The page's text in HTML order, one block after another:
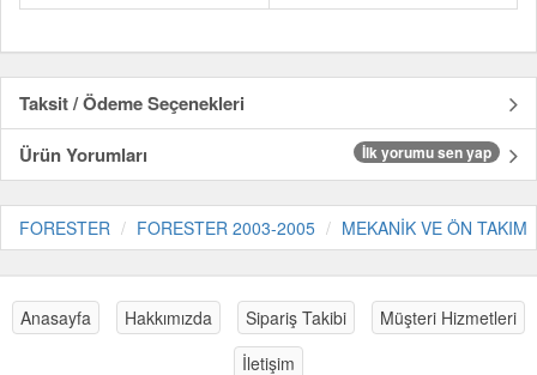
Taksit / Ödeme Seçenekleri
Ürün Yorumları
İlk yorumu sen yap
FORESTER FORESTER 2003-2005 MEKANİK VE ÖN TAKIM
Anasayfa Hakkımızda Sipariş Takibi
Müşteri Hizmetleri
İletişim